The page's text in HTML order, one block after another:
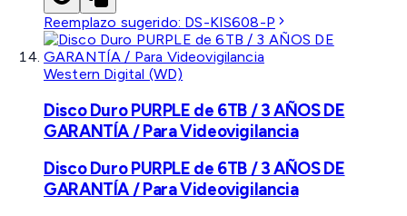
Reemplazo sugerido: DS-KIS608-P
Western Digital (WD)
Disco Duro PURPLE de 6TB / 3 AÑOS DE
GARANTÍA / Para Videovigilancia
Disco Duro PURPLE de 6TB / 3 AÑOS DE
GARANTÍA / Para Videovigilancia